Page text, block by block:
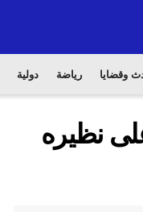
وقضايا رياضة دولية
نظيره